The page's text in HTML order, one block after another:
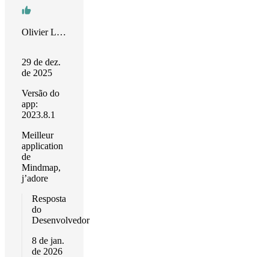
Olivier Leyronnas
29 de dez.
de 2025
Versão do
app:
2023.8.1
Meilleur
application
de
Mindmap,
j’adore
Resposta
do
Desenvolvedor
8 de jan.
de 2026